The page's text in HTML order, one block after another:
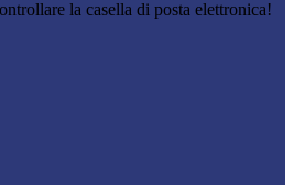
la casella di posta elettronica!